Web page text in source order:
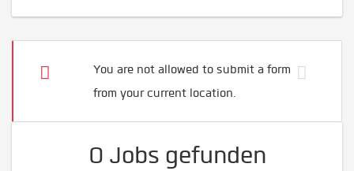
You are not allowed to submit a form
from your current location.
0 Jobs gefunden